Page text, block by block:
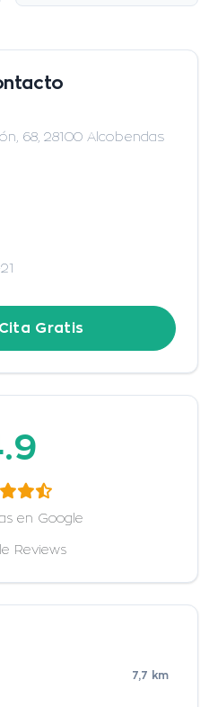
68, 28100 Alcobendas
Gratis
en Google
Reviews
7,7 km